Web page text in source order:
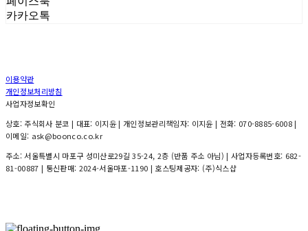
카카오톡
이용약관
개인정보처리방침
사업자정보확인
상호: 주식회사 분코 | 대표: 이지윤 | 개인정보관리책임자: 이지윤 | 전화: 070-8885-6008 |
이메일: ask@boonco.co.kr
주소: 서울특별시 마포구 성미산로29길 35-24, 2층 (반품 주소 아님) | 사업자등록번호: 682-
81-00887 | 통신판매: 2024-서울마포-1190 | 호스팅제공자: (주)식스샵